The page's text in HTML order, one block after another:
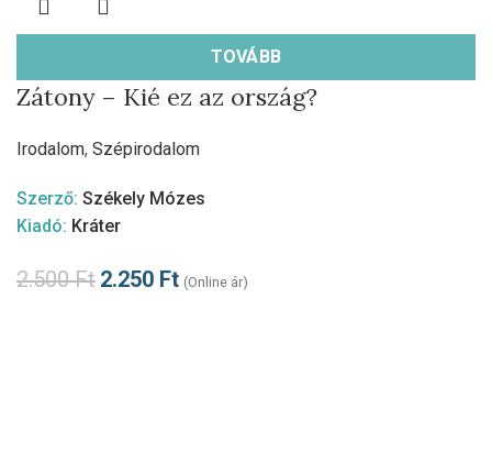
TOVÁBB
Zátony – Kié ez az ország?
Irodalom, Szépirodalom
Szerző: Székely Mózes
Kiadó: Kráter
2.500Ft 2.250 Ft (Online ár)